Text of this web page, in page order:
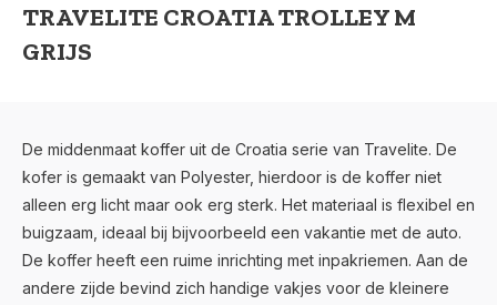
TRAVELITE CROATIA TROLLEY M
GRIJS
De middenmaat koffer uit de Croatia serie van Travelite. De
kofer is gemaakt van Polyester, hierdoor is de koffer niet
alleen erg licht maar ook erg sterk. Het materiaal is flexibel en
buigzaam, ideaal bij bijvoorbeeld een vakantie met de auto.
De koffer heeft een ruime inrichting met inpakriemen. Aan de
andere zijde bevind zich handige vakjes voor de kleinere